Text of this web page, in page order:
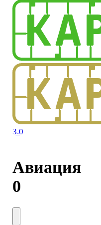
3.0
Авиация
0